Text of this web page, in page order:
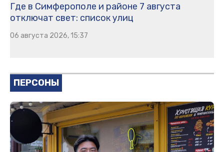
Где в Симферополе и районе 7 августа
отключат свет: список улиц
06 августа 2026, 15:37
ПЕРСОНЫ